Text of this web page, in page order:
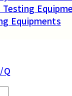
Equipments
Q